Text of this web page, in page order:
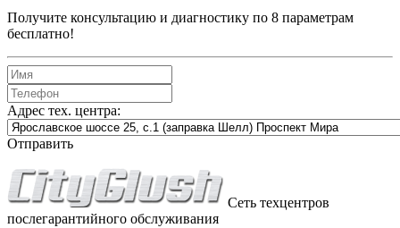
Получите консультацию и диагностику по 8 параметрам
бесплатно!
Адрес тех. центра:
Отправить
Сеть техцентров
послегарантийного обслуживания